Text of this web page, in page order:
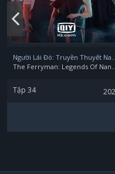
Tập 34